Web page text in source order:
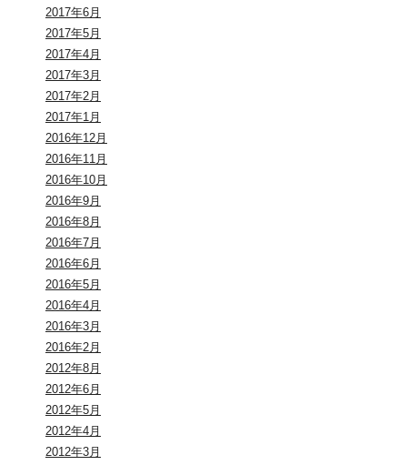
2017年6月
2017年5月
2017年4月
2017年3月
2017年2月
2017年1月
2016年12月
2016年11月
2016年10月
2016年9月
2016年8月
2016年7月
2016年6月
2016年5月
2016年4月
2016年3月
2016年2月
2012年8月
2012年6月
2012年5月
2012年4月
2012年3月